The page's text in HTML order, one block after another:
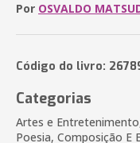
Por OSVALDO
Código do livro:
Categorias
Artes e
Poesia, Composição E